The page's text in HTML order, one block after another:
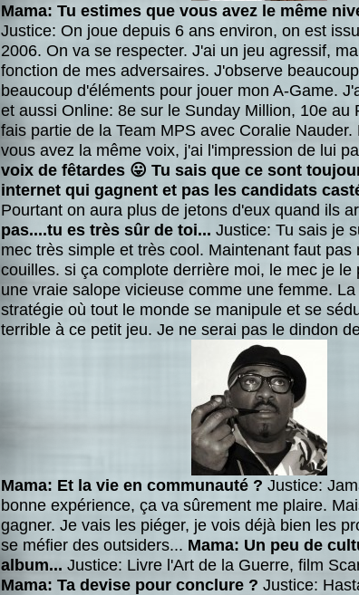
Mama: Tu estimes que vous avez le même
Justice: On joue depuis 6 ans environ, on est
2006. On va se respecter. J'ai un jeu agressif,
fonction de mes adversaires. J'observe
beaucoup d'éléments pour jouer mon A-Game.
et aussi Online: 8e sur le Sunday Million, 10e au
fais partie de la Team MPS avec Coralie Nauder.
vous avez la même voix, j'ai l'impression de lui
voix de fêtardes 😛 Tu sais que ce sont
internet qui gagnent et pas les candidats
Pourtant on aura plus de jetons d'eux quand ils
pas....tu es très sûr de toi... Justice: Tu sais je
mec très simple et très cool. Maintenant faut pas
couilles. si ça complote derrière moi, le mec je le
une vraie salope vicieuse comme une femme.
stratégie où tout le monde se manipule et se
terrible à ce petit jeu. Je ne serai pas le dindon
Mama: Et la vie en communauté ? Justice:
bonne expérience, ça va sûrement me plaire.
gagner. Je vais les piéger, je vois déjà bien les
se méfier des outsiders... Mama: Un peu de
album... Justice: Livre l'Art de la Guerre, film
Mama: Ta devise pour conclure ? Justice: